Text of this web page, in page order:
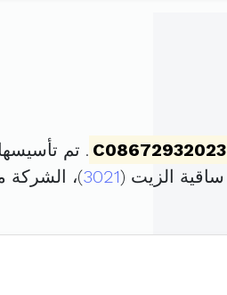
C08672932023 . تم تأسيسها في 14 سبتمبر 2023
3021)،